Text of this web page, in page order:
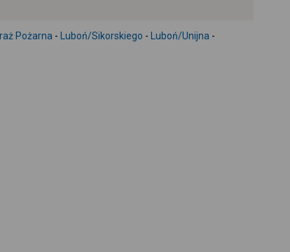
-
Pożarna - Luboń/Sikorskiego - Luboń/Unijna -